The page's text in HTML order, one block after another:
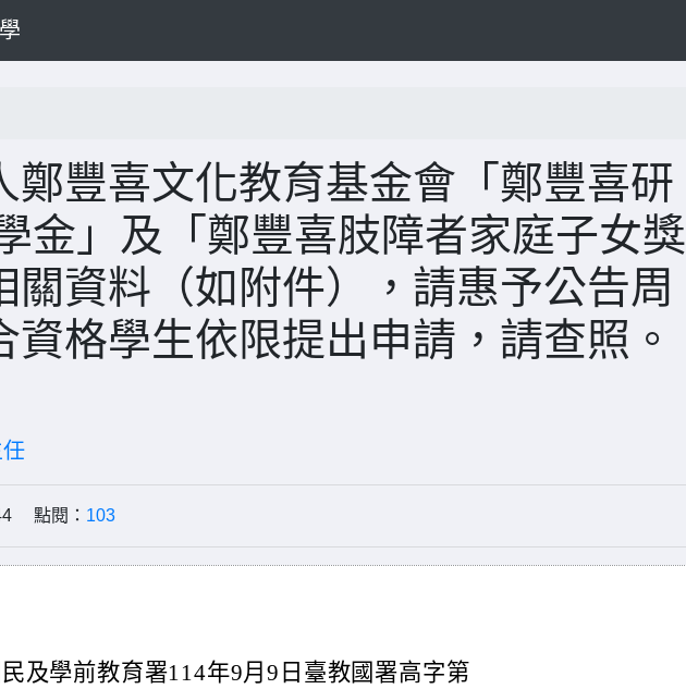
鄭豐喜文化教育基金會「鄭豐喜研
金」及「鄭豐喜肢障者家庭子女獎
關資料（如附件），請惠予公告周
資格學生依限提出申請，請查照。
點閱： 103
及學前教育署114年9月9日臺教國署高字第